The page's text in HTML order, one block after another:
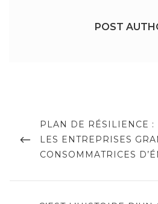
POST
l’article
PREVIOUS
POST
PLAN DE RÉSILIENCE
LES ENTREPRISES
CONSOMMATRICES